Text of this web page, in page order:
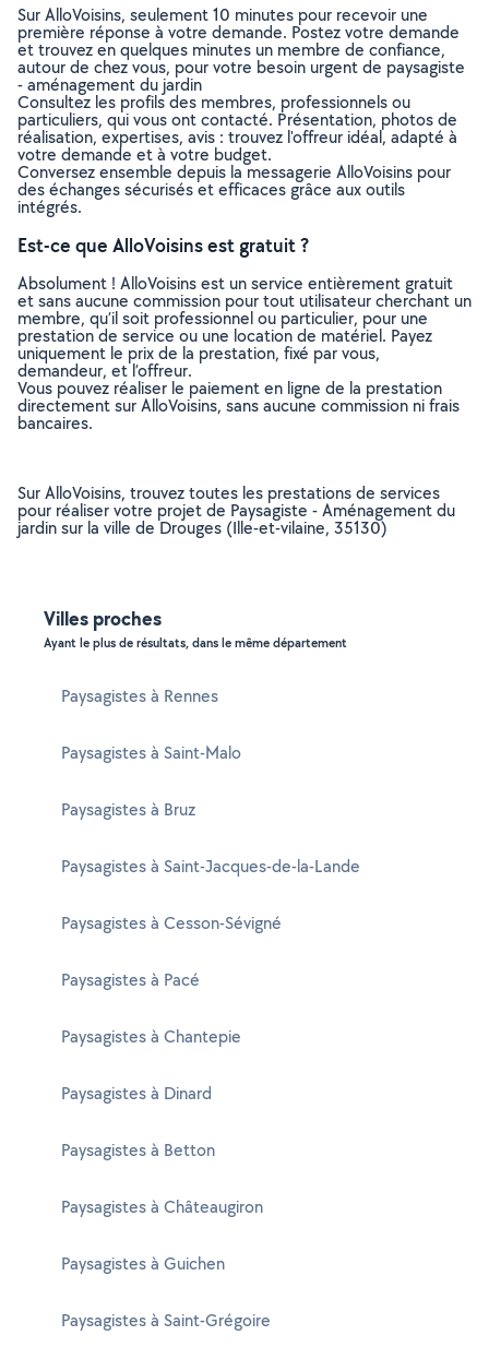
Sur AlloVoisins, seulement 10 minutes pour recevoir une
première réponse à votre demande. Postez votre demande
et trouvez en quelques minutes un membre de confiance,
autour de chez vous, pour votre besoin urgent de paysagiste
- aménagement du jardin
Consultez les profils des membres, professionnels ou
particuliers, qui vous ont contacté. Présentation, photos de
réalisation, expertises, avis : trouvez l'offreur idéal, adapté à
votre demande et à votre budget.
Conversez ensemble depuis la messagerie AlloVoisins pour
des échanges sécurisés et efficaces grâce aux outils
intégrés.
Est-ce que AlloVoisins est gratuit ?
Absolument ! AlloVoisins est un service entièrement gratuit
et sans aucune commission pour tout utilisateur cherchant un
membre, qu’il soit professionnel ou particulier, pour une
prestation de service ou une location de matériel. Payez
uniquement le prix de la prestation, fixé par vous,
demandeur, et l’offreur.
Vous pouvez réaliser le paiement en ligne de la prestation
directement sur AlloVoisins, sans aucune commission ni frais
bancaires.
Sur AlloVoisins, trouvez toutes les prestations de services
pour réaliser votre projet de Paysagiste - Aménagement du
jardin sur la ville de Drouges (Ille-et-vilaine, 35130)
Villes proches
Ayant le plus de résultats, dans le même département
Paysagistes à Rennes
Paysagistes à Saint-Malo
Paysagistes à Bruz
Paysagistes à Saint-Jacques-de-la-Lande
Paysagistes à Cesson-Sévigné
Paysagistes à Pacé
Paysagistes à Chantepie
Paysagistes à Dinard
Paysagistes à Betton
Paysagistes à Châteaugiron
Paysagistes à Guichen
Paysagistes à Saint-Grégoire